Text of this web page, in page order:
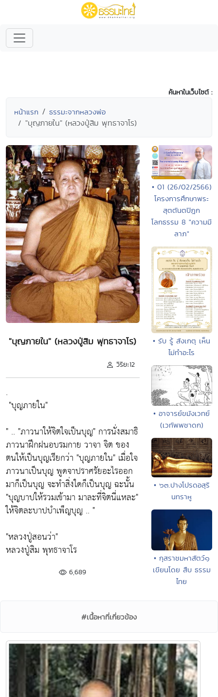
ค้นหาในเว็บไซต์ :
หน้าแรก ธรรมะจากหลวงพ่อ
"บุญภายใน" (หลวงปู่สิม พุทธาจาโร)
"บุญภายใน" (หลวงปู่สิม พุทธาจาโร)
วิริยะ12
.
"บุญภายใน"
" .. "ภาวนาให้จิตใจเป็นบุญ" การนั่งสมาธิ
ภาวนาฝึกฝนอบรมกาย วาจา จิต ของ
ตนให้เป็นบุญเรียกว่า "บุญภายใน" เมื่อใจ
ภาวนาเป็นบุญ พูดจาปราศรัยอะไรออก
มาก็เป็นบุญ จะทำสิ่งใดก็เป็นบุญ ฉะนั้น
"บุญบาปให้รวมเข้ามา มาละที่จิตนี่แหละ"
ให้จิตละบาปบำเพ็ญบุญ .. "
"หลวงปู่สอนว่า"
หลวงปู่สิม พุทธาจาโร
6,689
• 01 (26/02/2566)
โครงการศึกษาพระ
สุตตันตปิฎก
โลกธรรม 8 "ความมี
ลาภ"
• รับ รู้ สังเกตุ เห็น
ไม่ทำอะไร
• อาจารย์ขมังเวทย์
(เวทัพพชาดก)
• ๖๓.ปางโปรดอสุริ
นทราหู
• กุสราชมหาสัตว์๑
เขียนโดย สืบ ธรรม
ไทย
#เนื้อหาที่เกี่ยวข้อง